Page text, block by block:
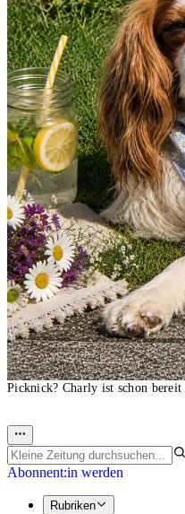
Picknick? Charly ist schon bereit
Abonnent:in werden
Rubriken